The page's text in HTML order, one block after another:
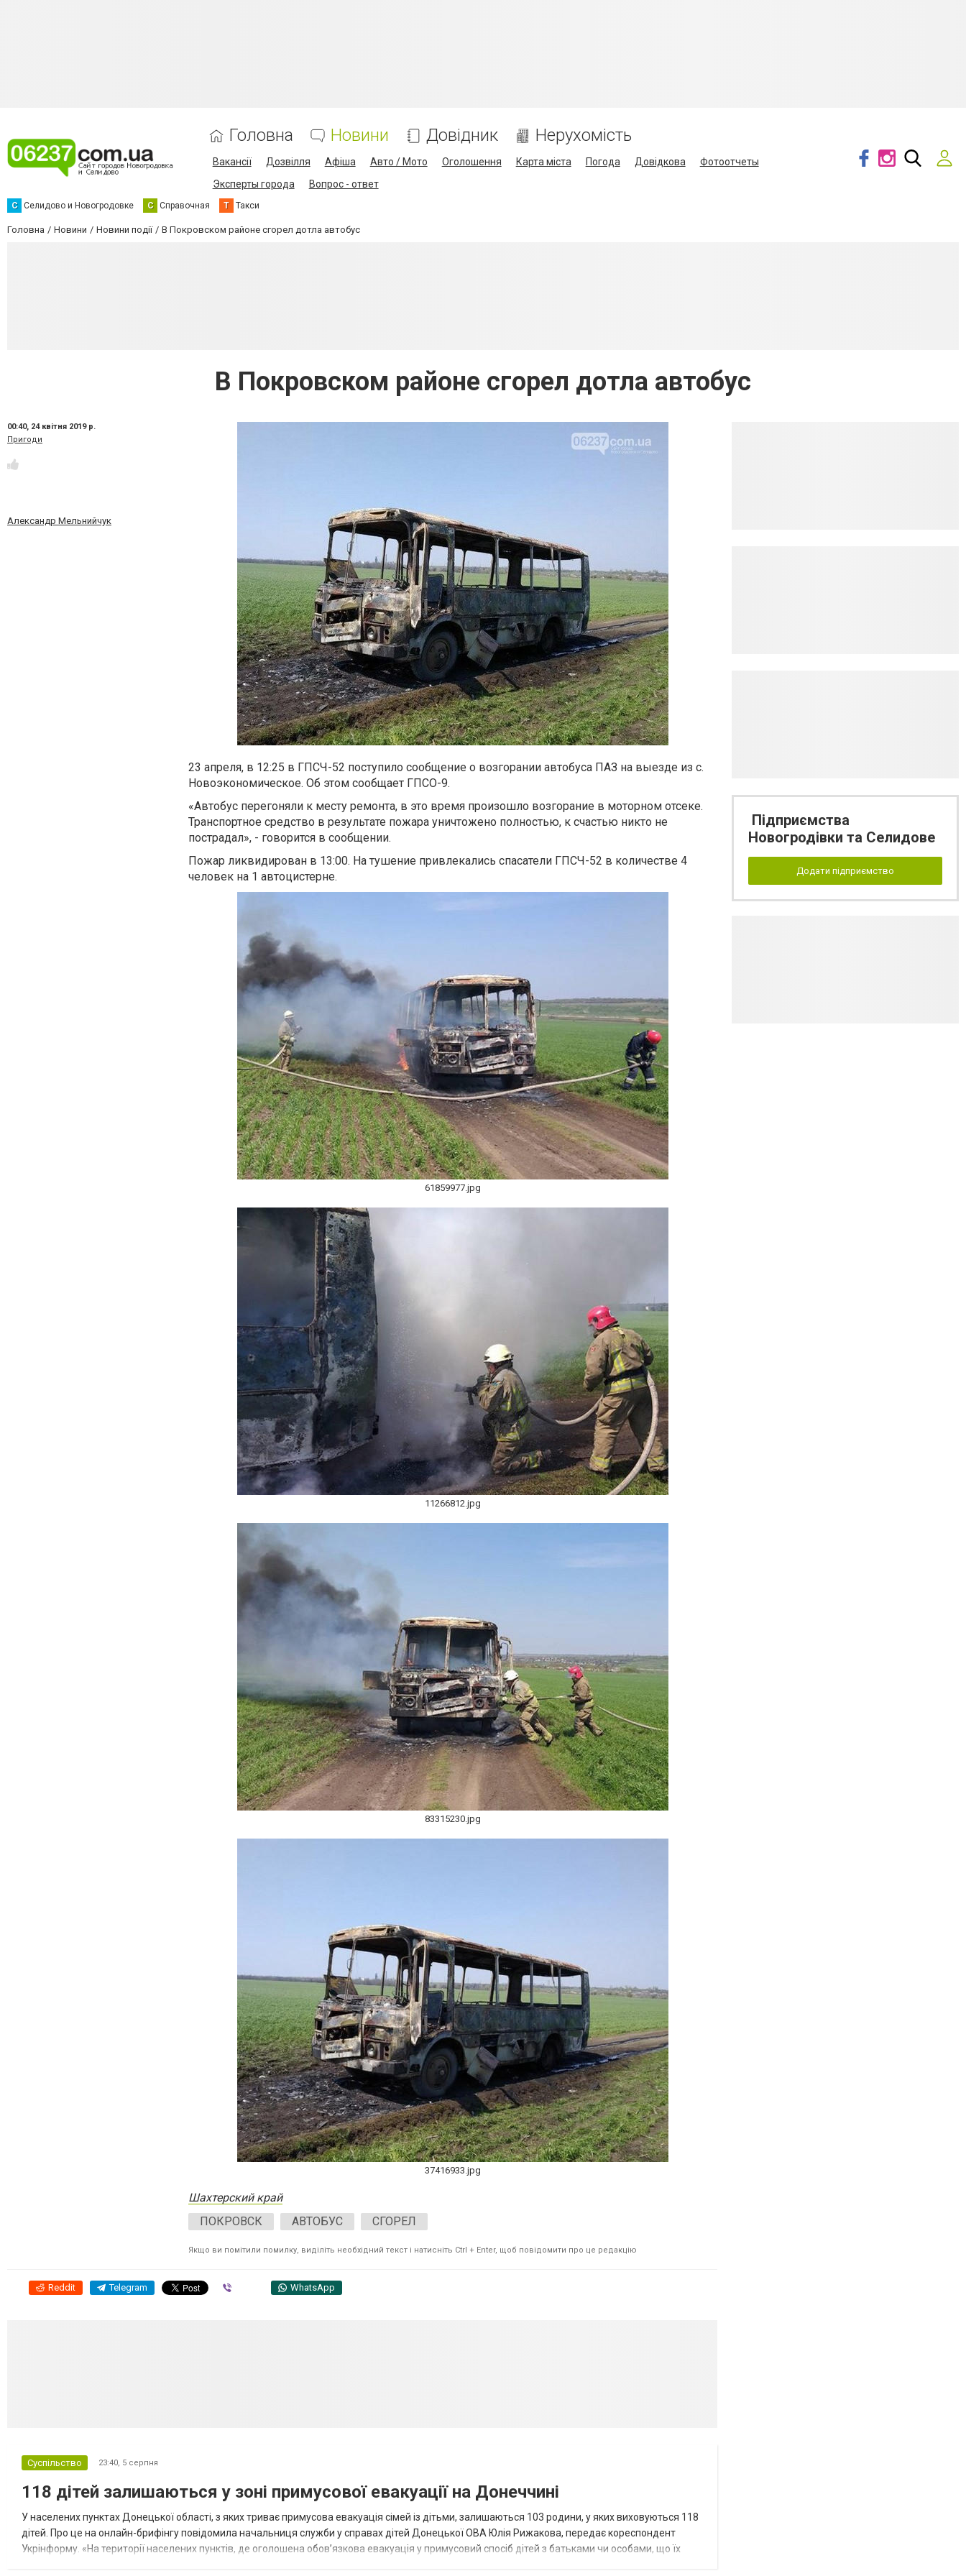
Головна Новини Довідник Нерухомість
Вакансії Дозвілля Афіша Авто / Мото Оголошення Карта міста Погода Довідкова
Фотоотчеты
Эксперты города
Вопрос - ответ
С Селидово и Новогродовке С Справочная Т Такси
Головна Новини Новини події В Покровском районе сгорел дотла автобус
В Покровском районе сгорел дотла автобус
00:40, 24 квітня 2019 р.
Пригоди
Александр Мельнийчук
23 апреля, в 12:25 в ГПСЧ-52 поступило сообщение о возгорании автобуса ПАЗ на выезде из с.
Новоэкономическое. Об этом сообщает ГПСО-9.
«Автобус перегоняли к месту ремонта, в это время произошло возгорание в моторном отсеке.
Транспортное средство в результате пожара уничтожено полностью, к счастью никто не
пострадал», - говорится в сообщении.
Пожар ликвидирован в 13:00. На тушение привлекались спасатели ГПСЧ-52 в количестве 4
человек на 1 автоцистерне.
61859977.jpg
11266812.jpg
83315230.jpg
37416933.jpg
Шахтерский край
ПОКРОВСК
АВТОБУС СГОРЕЛ
Якщо ви помітили помилку, виділіть необхідний текст і натисніть Ctrl + Enter, щоб повідомити про це редакцію
Reddit Telegram WhatsApp
Суспільство 23:40, 5 серпня
118 дітей залишаються у зоні примусової евакуації на Донеччині
У населених пунктах Донецької області, з яких триває примусова евакуація сімей із дітьми, залишаються 103 родини, у яких виховуються 118
дітей. Про це на онлайн-брифінгу повідомила начальниця служби у справах дітей Донецької ОВА Юлія Рижакова, передає кореспондент
Укрінформу. «На території населених пунктів, де оголошена обов’язкова евакуація у примусовий спосіб дітей з батьками чи особами, що їх
Підприємства
Новогродівки та Селидове
Додати підприємство